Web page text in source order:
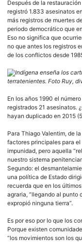
Después de la
registró 1.833 asesinatos
más registros de muertes
periodo democrático que
Eso no significa que
no que antes los registros
de los conflictos desde
Indígena enseña los
terratenientes. Foto Ruy,
En los años 1990 el
registrados 21 asesinatos.
hayan duplicado en 2015
Para Thiago Valentim, de
factores principales para
impunidad, pero aquella
nuestro sistema
Segundo: el
una política de Estado
recuerda que en los
agraria, “llegando al punto
expropió ninguna tierra”.
Es por eso por lo que los
Porque existen
“los movimientos son los